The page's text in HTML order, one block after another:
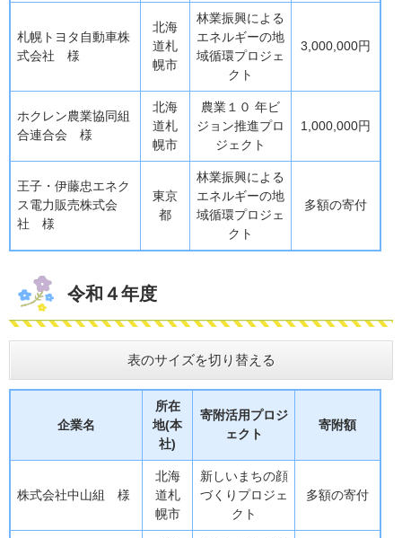
札幌トヨタ自動車株
式会社 様
北海
道札
幌市
林業振興による
エネルギーの地
域循環プロジェ
クト
3,000,000円
ホクレン農業協同組
合連合会 様
北海
道札
幌市
農業１０ 年ビ
ジョン推進プロ
ジェクト
1,000,000円
王子・伊藤忠エネク
ス電力販売株式会
社 様
東京
都
林業振興による
エネルギーの地
域循環プロジェ
クト
多額の寄付
令和４年度
表のサイズを切り替える
企業名
所在
地(本
社)
寄附活用プロジ
ェクト
寄附額
株式会社中山組 様
北海
道札
幌市
新しいまちの顔
づくりプロジェ
クト
多額の寄付